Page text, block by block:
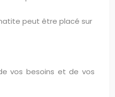
peut être placé sur
vos besoins et de vos